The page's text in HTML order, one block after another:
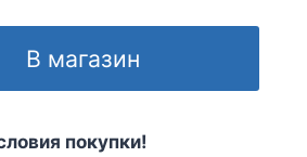
В магазин
покупки!